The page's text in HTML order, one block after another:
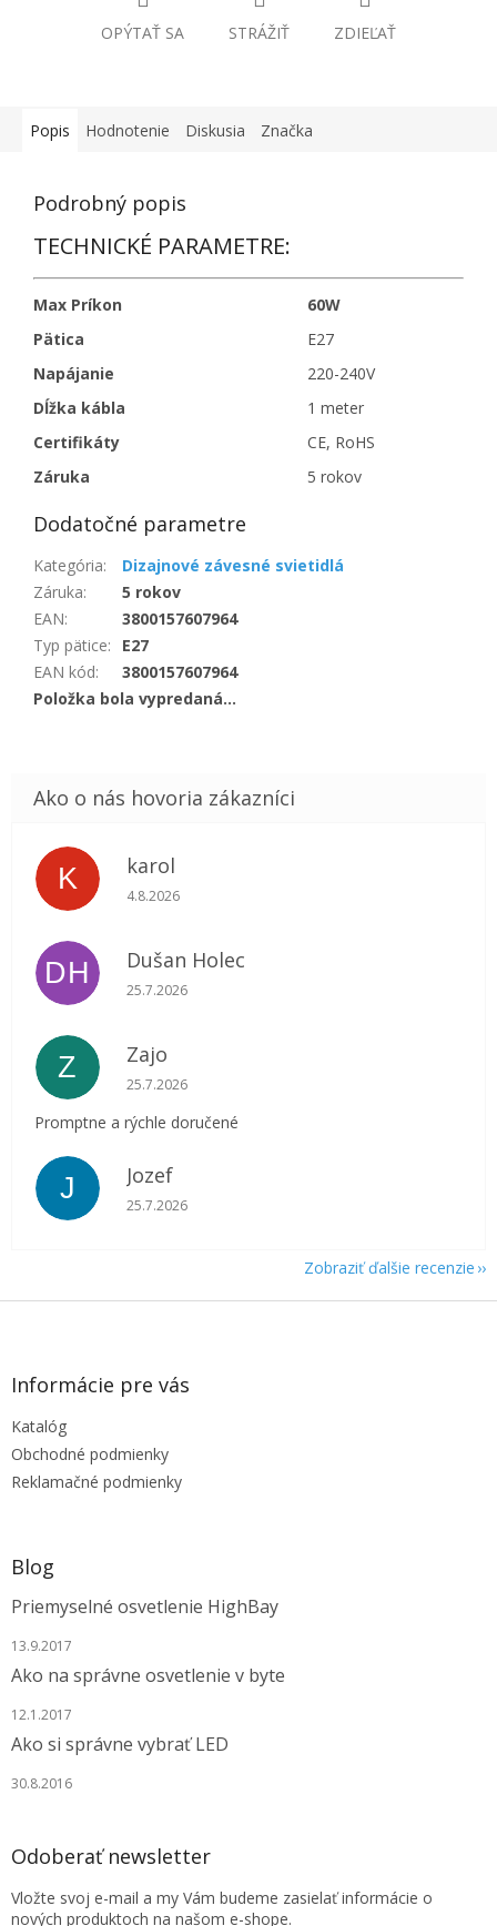
OPÝTAŤ SA STRÁŽIŤ ZDIEĽAŤ
Popis Hodnotenie Diskusia Značka
Podrobný popis
TECHNICKÉ PARAMETRE:
Max Príkon
60W
Pätica
E27
Napájanie
220-240V
Dĺžka kábla
1 meter
Certifikáty
CE, RoHS
Záruka
5 rokov
Dodatočné parametre
Kategória:
Dizajnové závesné svietidlá
Záruka:
5 rokov
EAN:
3800157607964
Typ pätice:
E27
EAN kód:
3800157607964
Položka bola vypredaná…
K karol
Hodnotenie obchodu je 5 z 5 hviezdičiek.
4.8.2026
DH Dušan Holec
Hodnotenie obchodu je 5 z 5 hviezdičiek.
25.7.2026
Z Zajo
Hodnotenie obchodu je 5 z 5 hviezdičiek.
25.7.2026
Promptne a rýchle doručené
J Jozef
Hodnotenie obchodu je 5 z 5 hviezdičiek.
25.7.2026
Zobraziť ďalšie recenzie
Z
Informácie pre vás
Katalóg
Obchodné podmienky
Reklamačné podmienky
Blog
Priemyselné osvetlenie HighBay
13.9.2017
Ako na správne osvetlenie v byte
12.1.2017
Ako si správne vybrať LED
30.8.2016
Odoberať newsletter
Vložte svoj e-mail a my Vám budeme zasielať informácie o
nových produktoch na našom e-shope.